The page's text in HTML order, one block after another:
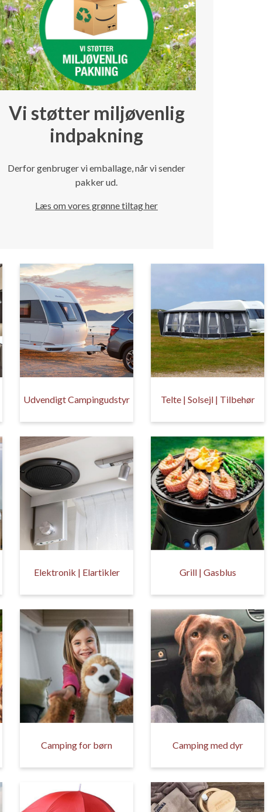
Vi støtter miljøvenlig
indpakning
Derfor genbruger vi emballage, når vi sender
pakker ud.
Læs om vores grønne tiltag her
Udvendigt Campingudstyr Telte | Solsejl | Tilbehør
Elektronik | Elartikler Grill | Gasblus
Camping for børn Camping med dyr